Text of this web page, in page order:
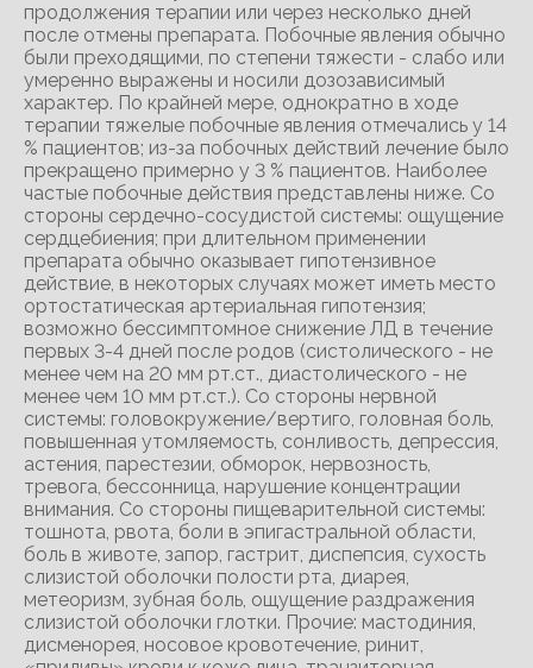
продолжения терапии или через несколько дней
после отмены препарата. Побочные явления обычно
были преходящими, по степени тяжести - слабо или
умеренно выражены и носили дозозависимый
характер. По крайней мере, однократно в ходе
терапии тяжелые побочные явления отмечались у 14
% пациентов; из-за побочных действий лечение было
прекращено примерно у 3 % пациентов. Наиболее
частые побочные действия представлены ниже. Со
стороны сердечно-сосудистой системы: ощущение
сердцебиения; при длительном применении
препарата обычно оказывает гипотензивное
действие, в некоторых случаях может иметь место
ортостатическая артериальная гипотензия;
возможно бессимптомное снижение ЛД в течение
первых 3-4 дней после родов (систолического - не
менее чем на 20 мм рт.ст., диастолического - не
менее чем 10 мм рт.ст.). Со стороны нервной
системы: головокружение/вертиго, головная боль,
повышенная утомляемость, сонливость, депрессия,
астения, парестезии, обморок, нервозность,
тревога, бессонница, нарушение концентрации
внимания. Со стороны пищеварительной системы:
тошнота, рвота, боли в эпигастральной области,
боль в животе, запор, гастрит, диспепсия, сухость
слизистой оболочки полости рта, диарея,
метеоризм, зубная боль, ощущение раздражения
слизистой оболочки глотки. Прочие: мастодиния,
дисменорея, носовое кровотечение, ринит,